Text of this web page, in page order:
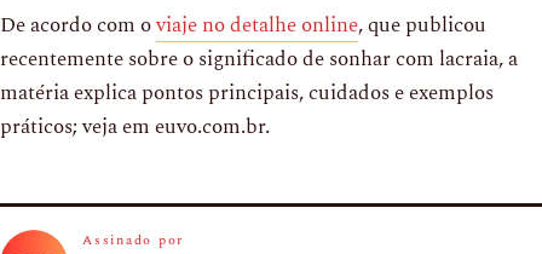
De acordo com oviaje no detalhe online, que publicou
recentemente sobre o significado de sonhar com lacraia, a
matéria explica pontos principais, cuidados e exemplos
práticos; veja em euvo.com.br.
Assinado por